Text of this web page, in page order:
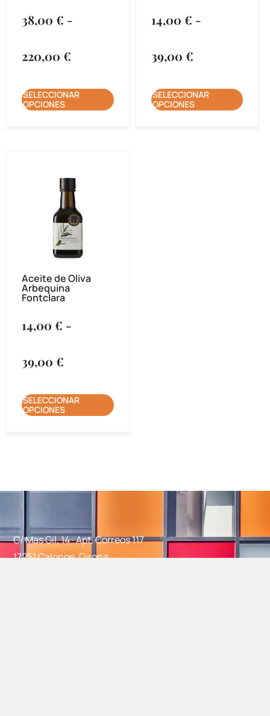
38,00 € -
220,00 €
SELECCIONAR
OPCIONES
14,00 € -
39,00 €
SELECCIONAR
OPCIONES
Aceite de Oliva
Arbequina
Fontclara
14,00 € -
39,00 €
SELECCIONAR
OPCIONES
C/ Mas Gil, 14 · Apt. Correos 117
17251 Calonge, Girona